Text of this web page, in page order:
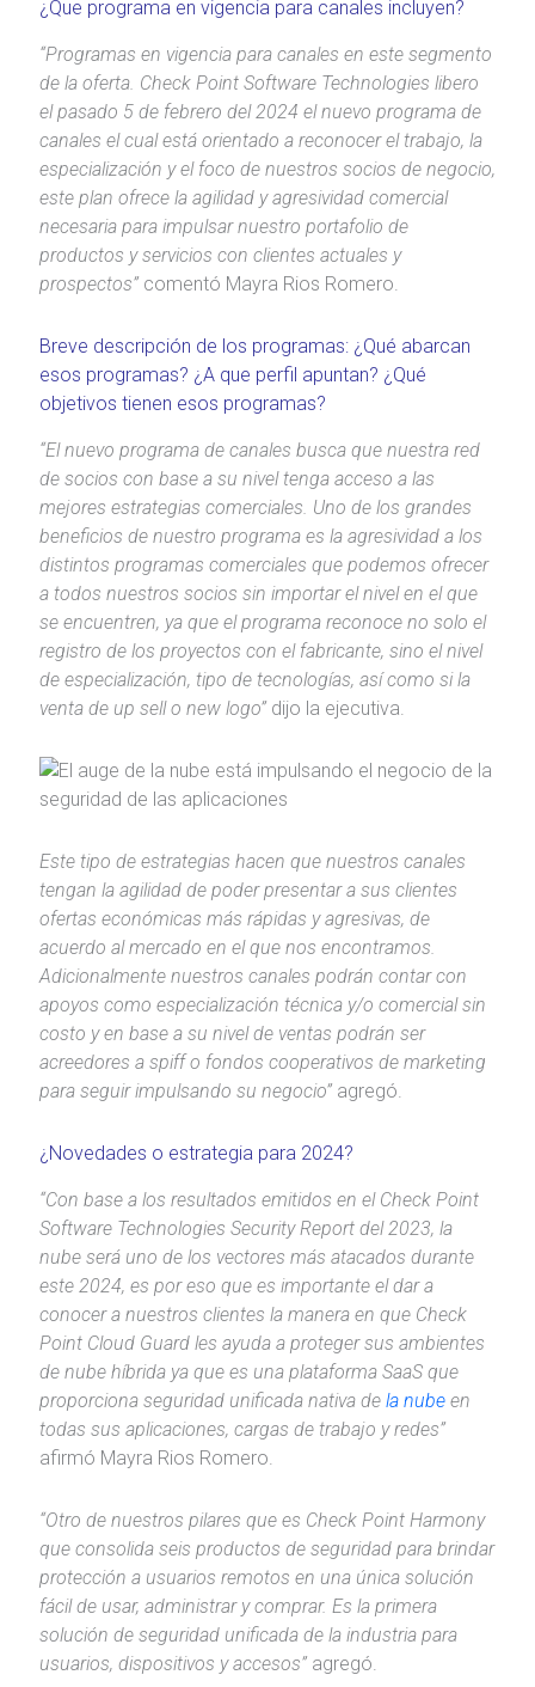
¿Que programa en vigencia para canales incluyen?
“Programas en vigencia para canales en este segmento
de la oferta. Check Point Software Technologies libero
el pasado 5 de febrero del 2024 el nuevo programa de
canales el cual está orientado a reconocer el trabajo, la
especialización y el foco de nuestros socios de negocio,
este plan ofrece la agilidad y agresividad comercial
necesaria para impulsar nuestro portafolio de
productos y servicios con clientes actuales y
prospectos” comentó Mayra Rios Romero.
Breve descripción de los programas: ¿Qué abarcan
esos programas? ¿A que perfil apuntan? ¿Qué
objetivos tienen esos programas?
“El nuevo programa de canales busca que nuestra red
de socios con base a su nivel tenga acceso a las
mejores estrategias comerciales. Uno de los grandes
beneficios de nuestro programa es la agresividad a los
distintos programas comerciales que podemos ofrecer
a todos nuestros socios sin importar el nivel en el que
se encuentren, ya que el programa reconoce no solo el
registro de los proyectos con el fabricante, sino el nivel
de especialización, tipo de tecnologías, así como si la
venta de up sell o new logo” dijo la ejecutiva.
Este tipo de estrategias hacen que nuestros canales
tengan la agilidad de poder presentar a sus clientes
ofertas económicas más rápidas y agresivas, de
acuerdo al mercado en el que nos encontramos.
Adicionalmente nuestros canales podrán contar con
apoyos como especialización técnica y/o comercial sin
costo y en base a su nivel de ventas podrán ser
acreedores a spiff o fondos cooperativos de marketing
para seguir impulsando su negocio” agregó.
¿Novedades o estrategia para 2024?
“Con base a los resultados emitidos en el Check Point
Software Technologies Security Report del 2023, la
nube será uno de los vectores más atacados durante
este 2024, es por eso que es importante el dar a
conocer a nuestros clientes la manera en que Check
Point Cloud Guard les ayuda a proteger sus ambientes
de nube híbrida ya que es una plataforma SaaS que
proporciona seguridad unificada nativa de la nubeen
todas sus aplicaciones, cargas de trabajo y redes”
afirmó Mayra Rios Romero.
“Otro de nuestros pilares que es Check Point Harmony
que consolida seis productos de seguridad para brindar
protección a usuarios remotos en una única solución
fácil de usar, administrar y comprar. Es la primera
solución de seguridad unificada de la industria para
usuarios, dispositivos y accesos” agregó.